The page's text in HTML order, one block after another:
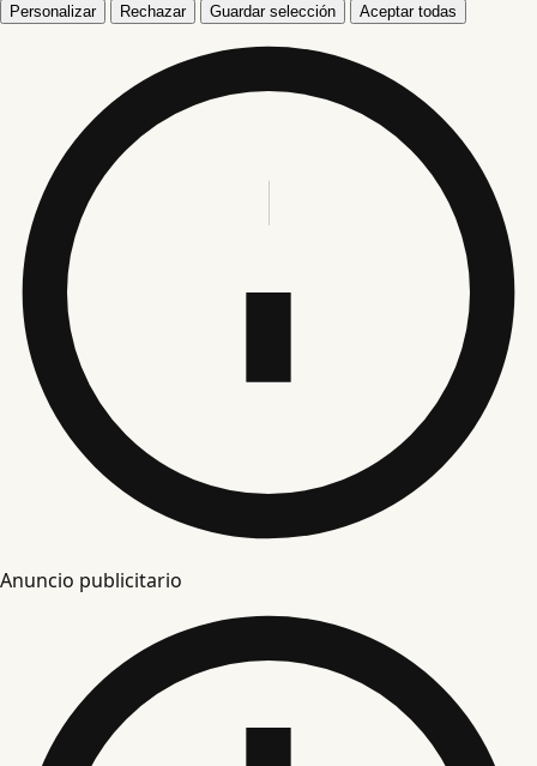
Personalizar Rechazar Guardar selección Aceptar todas
Anuncio publicitario